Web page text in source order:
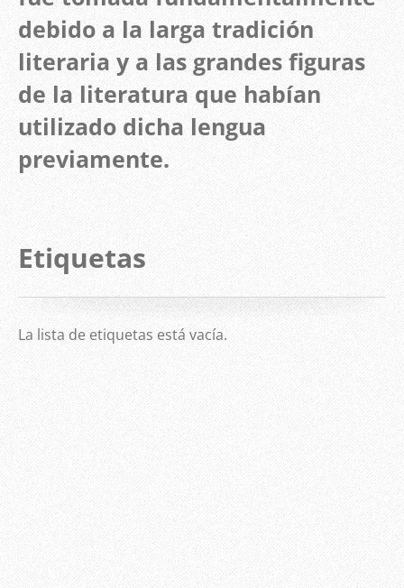
debido a la larga tradición
literaria y a las grandes figuras
de la literatura que habían
utilizado dicha lengua
previamente.
Etiquetas
La lista de etiquetas está vacía.